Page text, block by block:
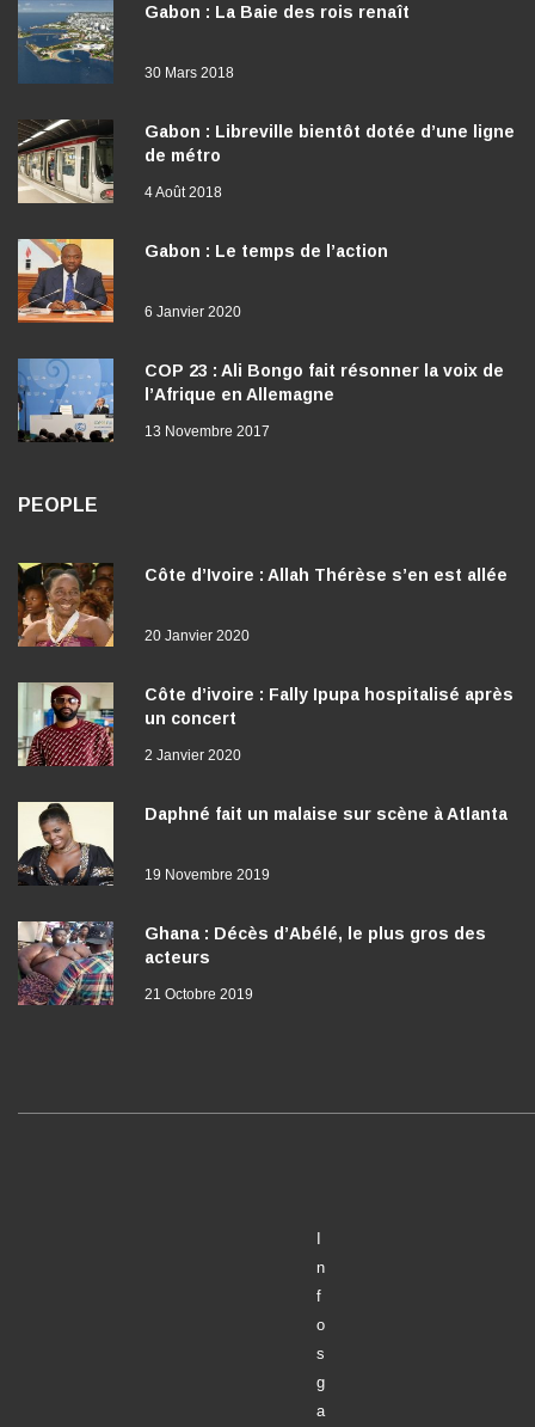
Gabon : La Baie des rois renaît
30 Mars 2018
Gabon : Libreville bientôt dotée d’une ligne
de métro
4 Août 2018
Gabon : Le temps de l’action
6 Janvier 2020
COP 23 : Ali Bongo fait résonner la voix de
l’Afrique en Allemagne
13 Novembre 2017
PEOPLE
Côte d’Ivoire : Allah Thérèse s’en est allée
20 Janvier 2020
Côte d’ivoire : Fally Ipupa hospitalisé après
un concert
2 Janvier 2020
Daphné fait un malaise sur scène à Atlanta
19 Novembre 2019
Ghana : Décès d’Abélé, le plus gros des
acteurs
21 Octobre 2019
I
n
f
o
s
g
a